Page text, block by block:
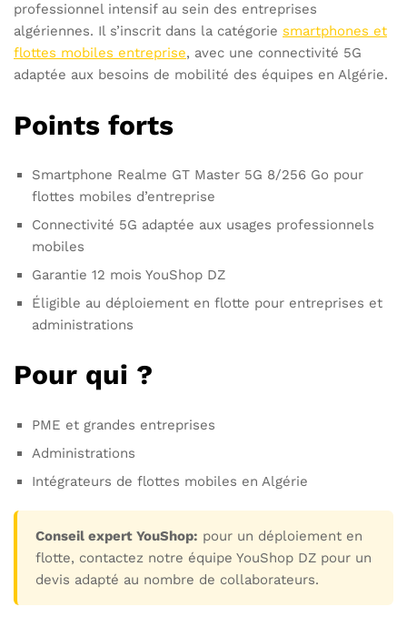
professionnel intensif au sein des entreprises
algériennes. Il s’inscrit dans la catégorie smartphones et
flottes mobiles entreprise, avec une connectivité 5G
adaptée aux besoins de mobilité des équipes en Algérie.
Points forts
Smartphone Realme GT Master 5G 8/256 Go pour
flottes mobiles d’entreprise
Connectivité 5G adaptée aux usages professionnels
mobiles
Garantie 12 mois YouShop DZ
Éligible au déploiement en flotte pour entreprises et
administrations
Pour qui ?
PME et grandes entreprises
Administrations
Intégrateurs de flottes mobiles en Algérie
Conseil expert YouShop: pour un déploiement en
flotte, contactez notre équipe YouShop DZ pour un
devis adapté au nombre de collaborateurs.